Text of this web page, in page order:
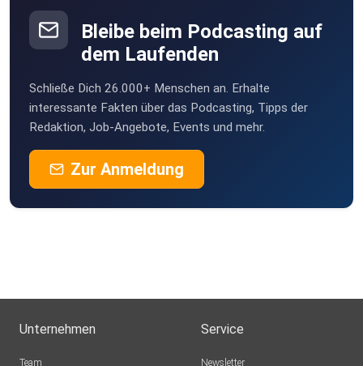
Bleibe beim Podcasting auf
dem Laufenden
Schließe Dich 26.000+ Menschen an. Erhalte
interessante Fakten über das Podcasting, Tipps der
Redaktion, Job-Angebote, Events und mehr.
Zur Anmeldung
Unternehmen
Team
Service
Newsletter